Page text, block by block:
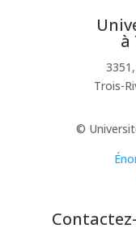
à
Trois-
©